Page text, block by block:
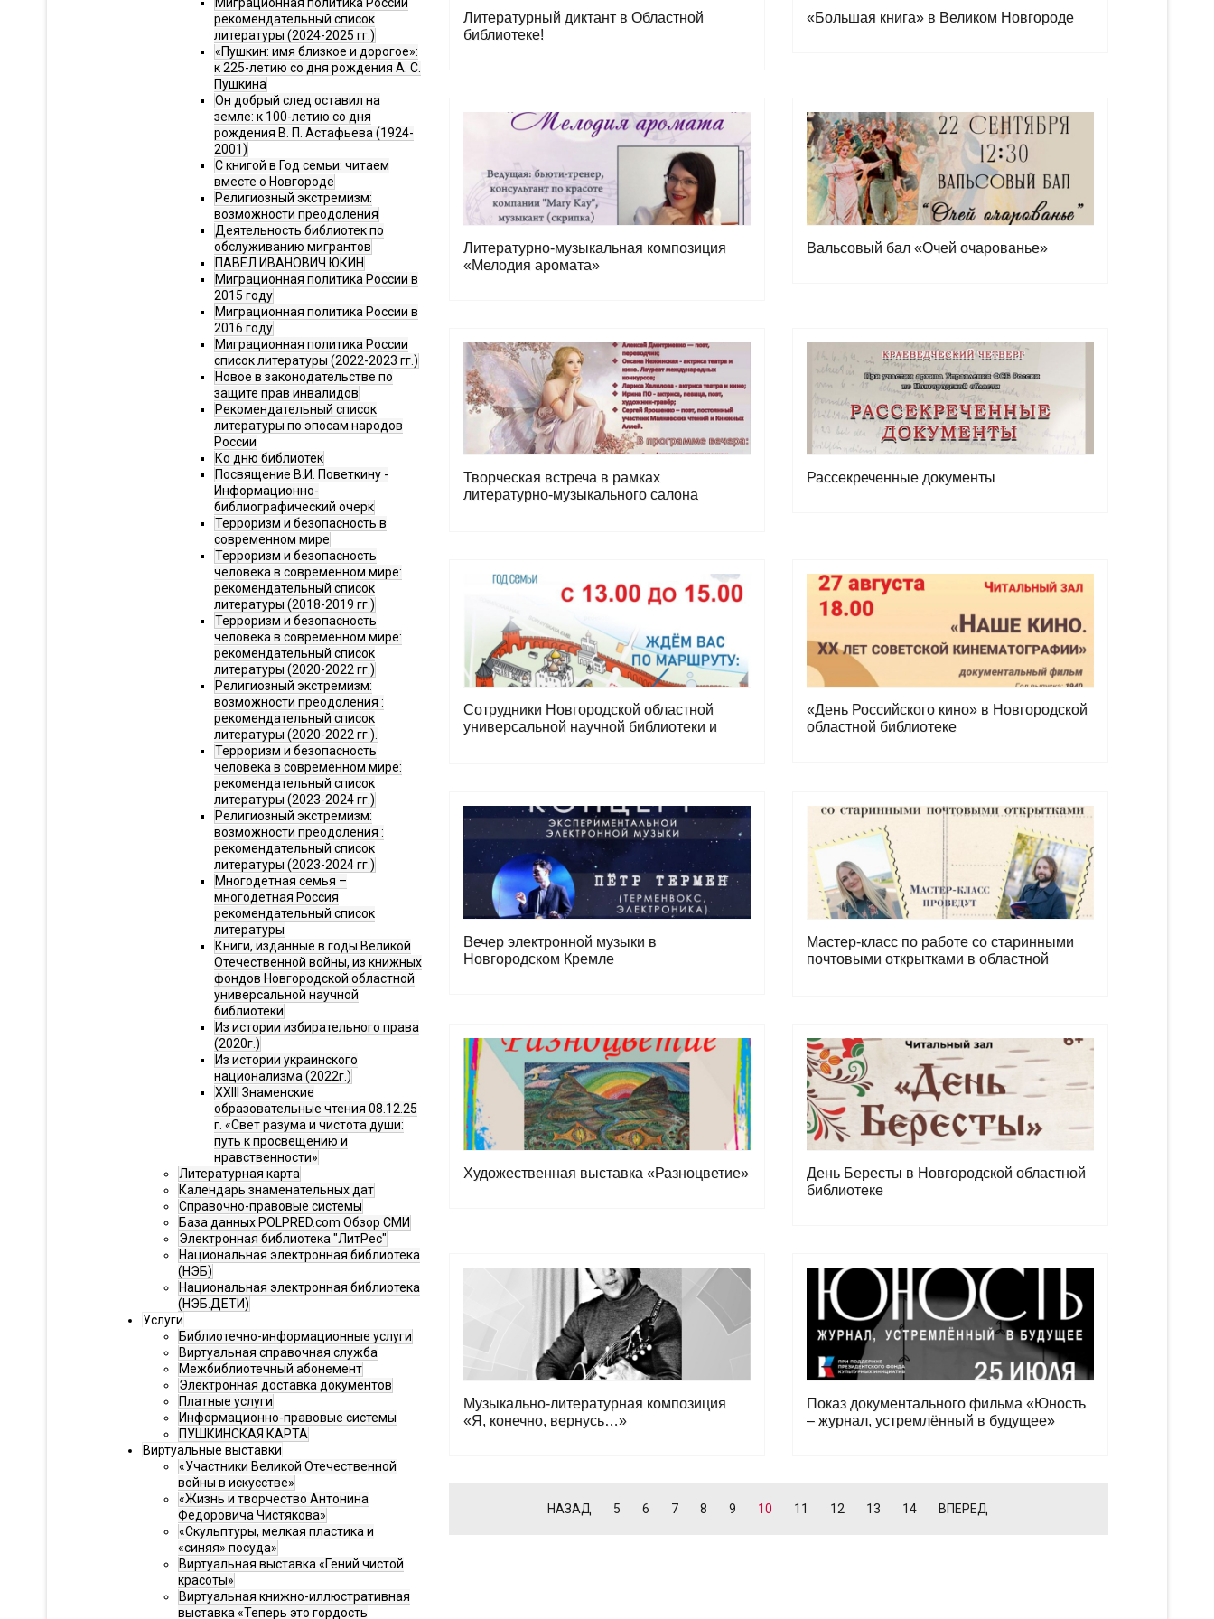
рекомендательный список
литературы (2024-2025 гг.)
«Пушкин: имя близкое и дорогое»:
к 225-летию со дня рождения А. С.
Пушкина
Он добрый след оставил на
земле: к 100-летию со дня
рождения В. П. Астафьева (1924-
2001)
С книгой в Год семьи: читаем
вместе о Новгороде
Религиозный экстремизм:
возможности преодоления
Деятельность библиотек по
обслуживанию мигрантов
ПАВЕЛ ИВАНОВИЧ ЮКИН
Миграционная политика России в
2015 году
Миграционная политика России в
2016 году
Миграционная политика России
список литературы (2022-2023 гг.)
Новое в законодательстве по
защите прав инвалидов
Рекомендательный список
литературы по эпосам народов
России
Ко дню библиотек
Посвящение В.И. Поветкину -
Информационно-
библиографический очерк
Терроризм и безопасность в
современном мире
Терроризм и безопасность
человека в современном мире:
рекомендательный список
литературы (2018-2019 гг.)
Терроризм и безопасность
человека в современном мире:
рекомендательный список
литературы (2020-2022 гг.)
Религиозный экстремизм:
возможности преодоления :
рекомендательный список
литературы (2020-2022 гг.).
Терроризм и безопасность
человека в современном мире:
рекомендательный список
литературы (2023-2024 гг.)
Религиозный экстремизм:
возможности преодоления :
рекомендательный список
литературы (2023-2024 гг.)
Многодетная семья –
многодетная Россия
рекомендательный список
литературы
Книги, изданные в годы Великой
Отечественной войны, из книжных
фондов Новгородской областной
универсальной научной
библиотеки
Из истории избирательного права
(2020г.)
Из истории украинского
национализма (2022г.)
XXIII Знаменские
образовательные чтения 08.12.25
г. «Свет разума и чистота души:
путь к просвещению и
нравственности»
Литературная карта
Календарь знаменательных дат
Справочно-правовые системы
База данных POLPRED.com Обзор СМИ
Электронная библиотека "ЛитРес"
Национальная электронная библиотека
(НЭБ)
Национальная электронная библиотека
(НЭБ.ДЕТИ)
Услуги
Библиотечно-информационные услуги
Виртуальная справочная служба
Межбиблиотечный абонемент
Электронная доставка документов
Платные услуги
Информационно-правовые системы
ПУШКИНСКАЯ КАРТА
Виртуальные выставки
«Участники Великой Отечественной
войны в искусстве»
«Жизнь и творчество Антонина
Федоровича Чистякова»
«Скульптуры, мелкая пластика и
«синяя» посуда»
Виртуальная выставка «Гений чистой
красоты»
Виртуальная книжно-иллюстративная
выставка «Теперь это гордость
Литературный диктант в Областной
библиотеке!
«Большая книга» в Великом Новгороде
Литературно-музыкальная композиция
«Мелодия аромата»
Вальсовый бал «Очей очарованье»
Творческая встреча в рамках
литературно-музыкального салона
Рассекреченные документы
Сотрудники Новгородской областной
универсальной научной библиотеки и
«День Российского кино» в Новгородской
областной библиотеке
Вечер электронной музыки в
Новгородском Кремле
Мастер-класс по работе со старинными
почтовыми открытками в областной
Художественная выставка «Разноцветие»
День Бересты в Новгородской областной
библиотеке
Музыкально-литературная композиция
«Я, конечно, вернусь…»
Показ документального фильма «Юность
– журнал, устремлённый в будущее»
НАЗАД 5 6 7 8 9 10 11 12 13 14 ВПЕРЕД